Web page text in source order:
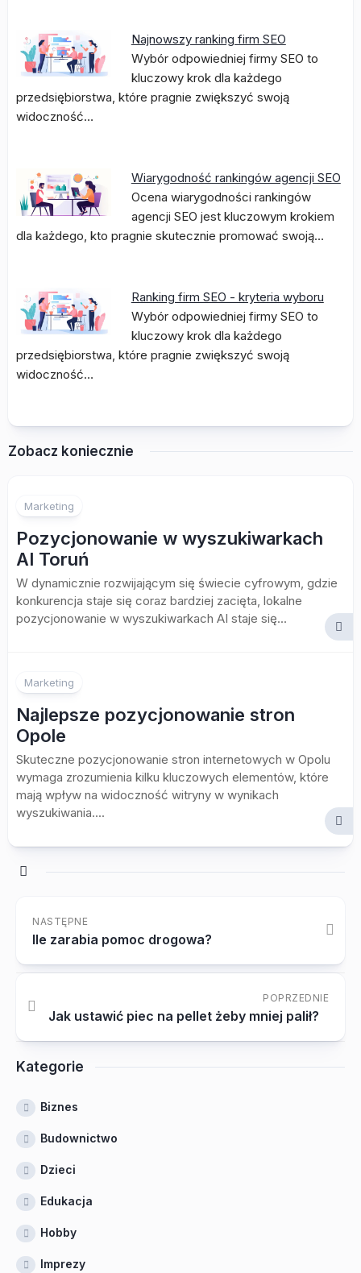
Najnowszy ranking firm SEO
Wybór odpowiedniej firmy SEO to
kluczowy krok dla każdego
przedsiębiorstwa, które pragnie zwiększyć swoją
widoczność…
Wiarygodność rankingów agencji SEO
Ocena wiarygodności rankingów
agencji SEO jest kluczowym krokiem
dla każdego, kto pragnie skutecznie promować swoją…
Ranking firm SEO - kryteria wyboru
Wybór odpowiedniej firmy SEO to
kluczowy krok dla każdego
przedsiębiorstwa, które pragnie zwiększyć swoją
widoczność…
Zobacz koniecznie
Marketing
Pozycjonowanie w wyszukiwarkach
AI Toruń
W dynamicznie rozwijającym się świecie cyfrowym, gdzie
konkurencja staje się coraz bardziej zacięta, lokalne
pozycjonowanie w wyszukiwarkach AI staje się...
Marketing
Najlepsze pozycjonowanie stron
Opole
Skuteczne pozycjonowanie stron internetowych w Opolu
wymaga zrozumienia kilku kluczowych elementów, które
mają wpływ na widoczność witryny w wynikach
wyszukiwania....
NASTĘPNE
Ile zarabia pomoc drogowa?
POPRZEDNIE
Jak ustawić piec na pellet żeby mniej palił?
Kategorie
Biznes
Budownictwo
Dzieci
Edukacja
Hobby
Imprezy